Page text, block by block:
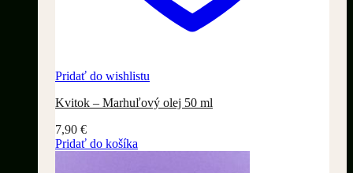
Pridať do wishlistu
Kvitok – Marhuľový olej 50 ml
7,90 €
Pridať do košíka